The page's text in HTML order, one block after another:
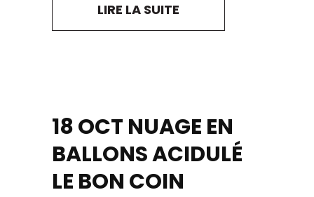
LIRE LA SUITE
18 OCT NUAGE EN
BALLONS ACIDULÉ
LE BON COIN